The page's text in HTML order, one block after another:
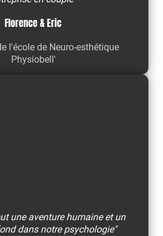
Florence & Eric
l'école de Neuro-esthétique
Physiobell'
une aventure humaine et un
dans notre psychologie"